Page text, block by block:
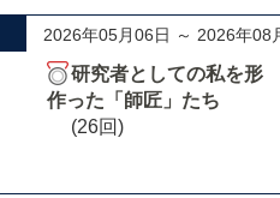
2026年05月06日 ～ 2026年08
研究者としての私を形
作った「師匠」たち
(26回)